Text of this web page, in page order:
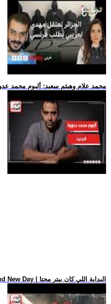
.. محمد علام وهيثم سعيد: ألبوم محمد
.. فيلم Spider-Man: Brand New Day | البداية اللي كان بيتر محتا